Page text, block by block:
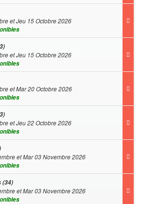
et Jeu 15 Octobre 2026
et Jeu 15 Octobre 2026
et Mar 20 Octobre 2026
et Jeu 22 Octobre 2026
et Mar 03 Novembre 2026
(34)
et Mar 03 Novembre 2026